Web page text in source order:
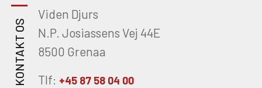
KONTAKT OS
Viden Djurs
N.P. Josiassens Vej 44E
8500 Grenaa
Tlf: +45 87 58 04 00